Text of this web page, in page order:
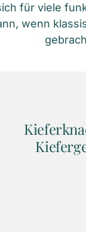
für viele
wenn